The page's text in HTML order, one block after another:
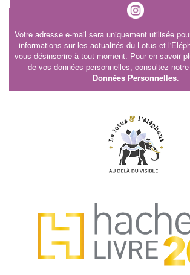
Votre adresse e-mail sera uniquement utilisée
informations sur les actualités du Lotus et
vous désinscrire à tout moment. Pour en savoir
de vos données personnelles, consultez notre
Données Personnelles.